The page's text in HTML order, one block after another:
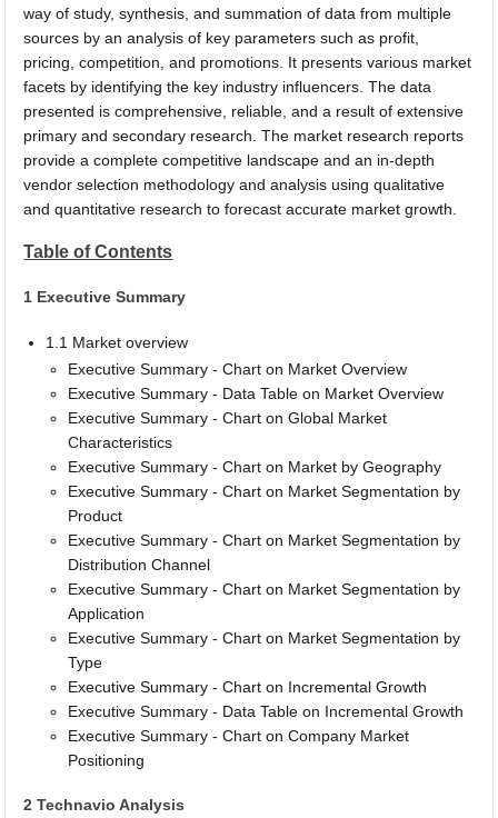
way of study, synthesis, and summation of data from multiple
sources by an analysis of key parameters such as profit,
pricing, competition, and promotions. It presents various market
facets by identifying the key industry influencers. The data
presented is comprehensive, reliable, and a result of extensive
primary and secondary research. The market research reports
provide a complete competitive landscape and an in-depth
vendor selection methodology and analysis using qualitative
and quantitative research to forecast accurate market growth.
Table of Contents
1 Executive Summary
1.1 Market overview
Executive Summary - Chart on Market Overview
Executive Summary - Data Table on Market Overview
Executive Summary - Chart on Global Market
Characteristics
Executive Summary - Chart on Market by Geography
Executive Summary - Chart on Market Segmentation by
Product
Executive Summary - Chart on Market Segmentation by
Distribution Channel
Executive Summary - Chart on Market Segmentation by
Application
Executive Summary - Chart on Market Segmentation by
Type
Executive Summary - Chart on Incremental Growth
Executive Summary - Data Table on Incremental Growth
Executive Summary - Chart on Company Market
Positioning
2 Technavio Analysis